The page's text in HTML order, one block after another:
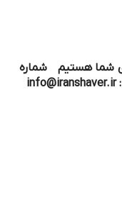
عصر پاسخگوی شما هستیم شماره